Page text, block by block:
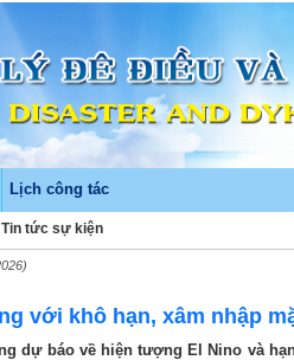
Lịch công tác
Tin tức sự kiện
với khô hạn, xâm nhập
dự báo về hiện tượng El Nino và